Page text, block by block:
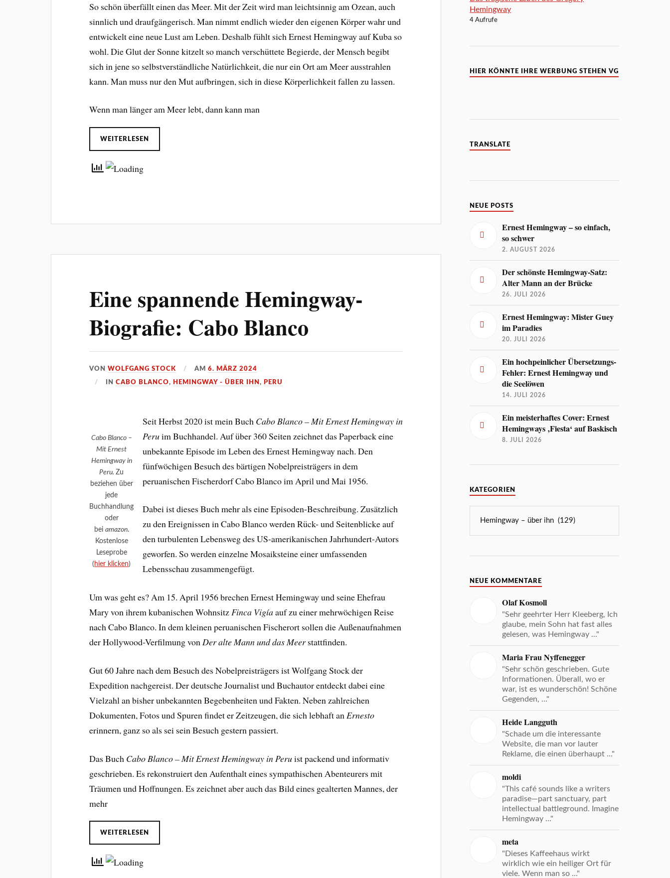
So schön überfällt einen das Meer. Mit der Zeit wird man leichtsinnig am Ozean, auch
sinnlich und draufgängerisch. Man nimmt endlich wieder den eigenen Körper wahr und
entwickelt eine neue Lust am Leben. Deshalb fühlt sich Ernest Hemingway auf Kuba so
wohl. Die Glut der Sonne kitzelt so manch verschüttete Begierde, der Mensch begibt
sich in jene so selbstverständliche Natürlichkeit, die nur ein Ort am Meer ausstrahlen
kann. Man muss nur den Mut aufbringen, sich in diese Körperlichkeit fallen zu lassen.
Wenn man länger am Meer lebt, dann kann man
WEITERLESEN
Eine spannende Hemingway-
Biografie: Cabo Blanco
VONWOLFGANG STOCK AM6. MÄRZ 2024
INCABO BLANCO, HEMINGWAY - ÜBER IHN, PERU
Cabo Blanco –
Mit Ernest
Hemingway in
Peru.Zu
beziehen über
jede
Buchhandlung
oder
bei amazon.
Kostenlose
Leseprobe
( hier klicken)
Seit Herbst 2020 ist mein Buch Cabo Blanco – Mit Ernest Hemingway in
Peruim Buchhandel. Auf über 360 Seiten zeichnet das Paperback eine
unbekannte Episode im Leben des Ernest Hemingway nach. Den
fünfwöchigen Besuch des bärtigen Nobelpreisträgers in dem
peruanischen Fischerdorf Cabo Blanco im April und Mai 1956.
Dabei ist dieses Buch mehr als eine Episoden-Beschreibung. Zusätzlich
zu den Ereignissen in Cabo Blanco werden Rück- und Seitenblicke auf
den turbulenten Lebensweg des US-amerikanischen Jahrhundert-Autors
geworfen. So werden einzelne Mosaiksteine einer umfassenden
Lebensschau zusammengefügt.
Um was geht es? Am 15. April 1956 brechen Ernest Hemingway und seine Ehefrau
Mary von ihrem kubanischen WohnsitzFinca Vigíaauf zu einer mehrwöchigen Reise
nach Cabo Blanco. In dem kleinen peruanischen Fischerort sollen die Außenaufnahmen
der Hollywood-Verfilmung vonDer alte Mann und das Meerstattfinden.
Gut 60 Jahre nach dem Besuch des Nobelpreisträgers ist Wolfgang Stock der
Expedition nachgereist. Der deutsche Journalist und Buchautor entdeckt dabei eine
Vielzahl an bisher unbekannten Begebenheiten und Fakten. Neben zahlreichen
Dokumenten, Fotos und Spuren findet er Zeitzeugen, die sich lebhaft anErnesto
erinnern, ganz so als sei sein Besuch gestern passiert.
Das Buch Cabo Blanco – Mit Ernest Hemingway in Peruist packend und informativ
geschrieben. Es rekonstruiert den Aufenthalt eines sympathischen Abenteurers mit
Träumen und Hoffnungen. Es zeichnet aber auch das Bild eines gealterten Mannes, der
mehr
WEITERLESEN
Hemingway
4 Aufrufe
HIER KÖNNTE IHRE WERBUNG STEHEN VG
TRANSLATE
NEUE POSTS
Ernest Hemingway – so einfach,
so schwer
2. AUGUST 2026
Der schönste Hemingway-Satz:
Alter Mann an der Brücke
26. JULI 2026
Ernest Hemingway: Mister Guey
im Paradies
20. JULI 2026
Ein hochpeinlicher Übersetzungs-
Fehler: Ernest Hemingway und
die Seelöwen
14. JULI 2026
Ein meisterhaftes Cover: Ernest
Hemingways ‚Fiesta‘ auf Baskisch
8. JULI 2026
KATEGORIEN
NEUE KOMMENTARE
Olaf Kosmoll
"Sehr geehrter Herr Kleeberg, Ich
glaube, mein Sohn hat fast alles
gelesen, was Hemingway ..."
Maria Frau Nyffenegger
"Sehr schön geschrieben. Gute
Informationen. Überall, wo er
war, ist es wunderschön! Schöne
Gegenden, ..."
Heide Langguth
"Schade um die interessante
Website, die man vor lauter
Reklame, die einen überhaupt ..."
moldi
"This café sounds like a writers
paradise—part sanctuary, part
intellectual battleground. Imagine
Hemingway ..."
meta
"Dieses Kaffeehaus wirkt
wirklich wie ein heiliger Ort für
viele. Wenn man so ..."